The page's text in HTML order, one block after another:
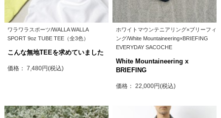
ワラワラスポーツ/WALLA WALLA
SPORT 9oz TUBE TEE（全3色）
こんな無地TEEを求めていました
価格： 7,480円(税込)
ホワイトマウンテニアリング×ブリーフィ
ング/White Mountaineering×BRIEFING
EVERYDAY SACOCHE
White Mountaineering x
BRIEFING
価格： 22,000円(税込)